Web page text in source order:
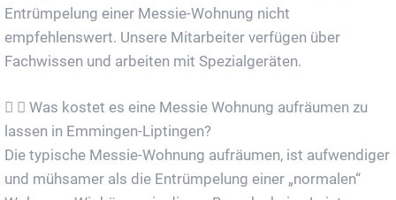
Entrümpelung einer Messie-Wohnung nicht
empfehlenswert. Unsere Mitarbeiter verfügen über
Fachwissen und arbeiten mit Spezialgeräten.
Was kostet es eine Messie Wohnung aufräumen zu
lassen in Emmingen-Liptingen?
Die typische Messie-Wohnung aufräumen, ist aufwendiger
und mühsamer als die Entrümpelung einer „normalen“